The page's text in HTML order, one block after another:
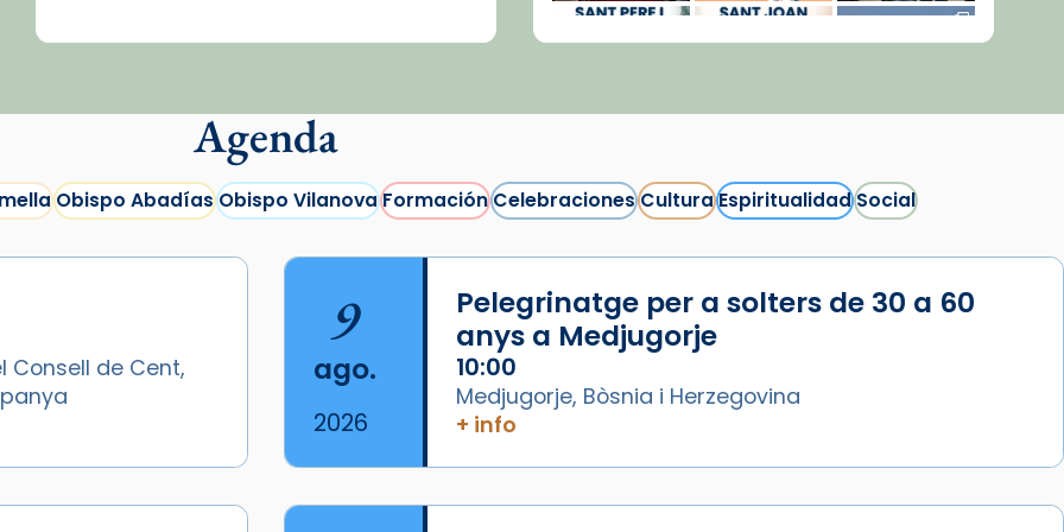
Cargar más...
Agenda
Obispo AbadíasObispo VilanovaFormaciónCelebracionesCulturaEspiritualidadSocial
Consell de Cent,
9
ago.
2026
Pelegrinatge per a solters de 30 a 60
anys a Medjugorje
10:00
Medjugorje, Bòsnia i Herzegovina
+ info